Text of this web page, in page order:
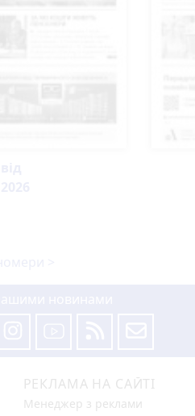
РЕКЛАМА НА САЙТІ
Менеджер з реклами